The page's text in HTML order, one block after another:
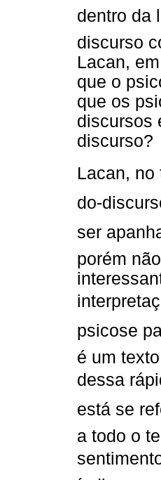
dentro da
discurso
Lacan,
que o
que os
discursos
discurso?
Lacan, no
do-
ser
porém
psicose
é um
dessa
está se
a todo o